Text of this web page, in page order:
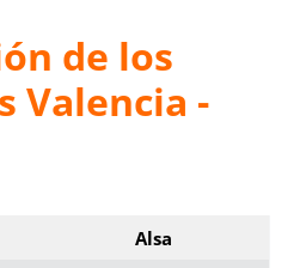
de los
Valencia -
Alsa